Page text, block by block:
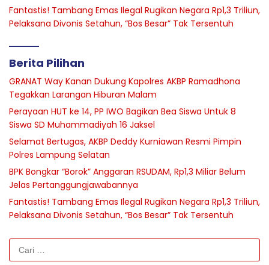
Fantastis! Tambang Emas Ilegal Rugikan Negara Rp1,3 Triliun,
Pelaksana Divonis Setahun, “Bos Besar” Tak Tersentuh
Berita Pilihan
GRANAT Way Kanan Dukung Kapolres AKBP Ramadhona
Tegakkan Larangan Hiburan Malam
Perayaan HUT ke 14, PP IWO Bagikan Bea Siswa Untuk 8
Siswa SD Muhammadiyah 16 Jaksel
Selamat Bertugas, AKBP Deddy Kurniawan Resmi Pimpin
Polres Lampung Selatan
BPK Bongkar “Borok” Anggaran RSUDAM, Rp1,3 Miliar Belum
Jelas Pertanggungjawabannya
Fantastis! Tambang Emas Ilegal Rugikan Negara Rp1,3 Triliun,
Pelaksana Divonis Setahun, “Bos Besar” Tak Tersentuh
Cari
untuk: